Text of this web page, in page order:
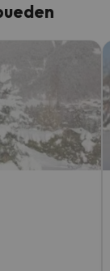
yo.